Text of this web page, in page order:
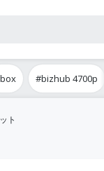
#bizhub 4700p
ト